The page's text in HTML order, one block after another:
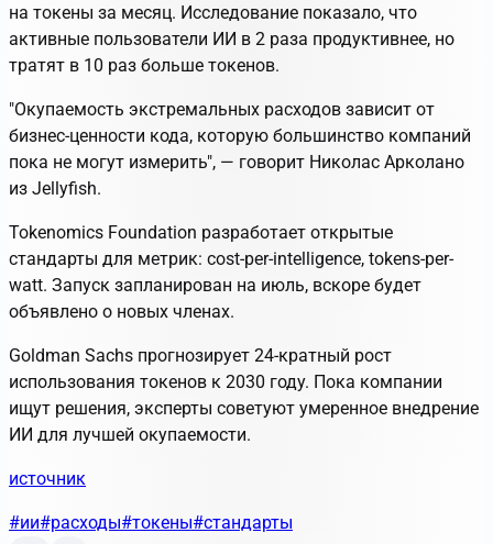
на токены за месяц. Исследование показало, что
активные пользователи ИИ в 2 раза продуктивнее, но
тратят в 10 раз больше токенов.
"Окупаемость экстремальных расходов зависит от
бизнес-ценности кода, которую большинство компаний
пока не могут измерить", — говорит Николас Арколано
из Jellyfish.
Tokenomics Foundation разработает открытые
стандарты для метрик: cost-per-intelligence, tokens-per-
watt. Запуск запланирован на июль, вскоре будет
объявлено о новых членах.
Goldman Sachs прогнозирует 24-кратный рост
использования токенов к 2030 году. Пока компании
ищут решения, эксперты советуют умеренное внедрение
ИИ для лучшей окупаемости.
источник
#ии#расходы#токены#стандарты